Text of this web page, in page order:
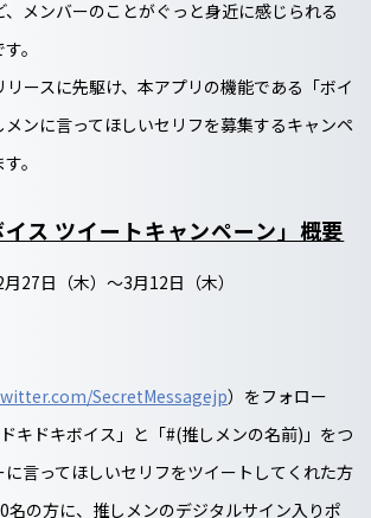
メンバーのことがぐっと身近に感じられる
。
リースに先駆け、本アプリの機能である「ボイ
ンに言ってほしいセリフを募集するキャンペ
。
イス ツイートキャンペーン」概要
27日（木）～3月12日（木）
SecretMessagejp）をフォロー
キドキボイス」と「#(推しメンの名前)」をつ
に言ってほしいセリフをツイートしてくれた方
名の方に、推しメンのデジタルサイン入りポ